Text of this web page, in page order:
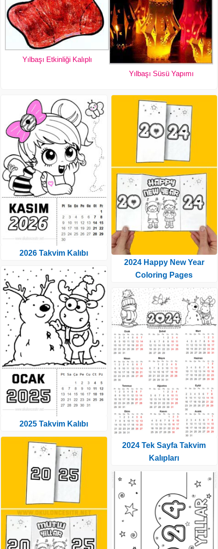
Yılbaşı Etkinliği Kalıplı
Yılbaşı Süsü Yapımı
2026 Takvim Kalıbı
2025 Takvim Kalıbı
2024 Happy New Year
Coloring Pages
2024 Tek Sayfa Takvim
Kalıpları